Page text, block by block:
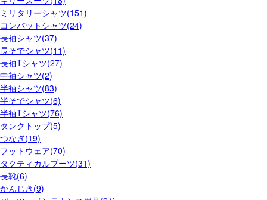
ミリタリーシャツ(151)
コンバットシャツ(24)
長袖シャツ(37)
長そでシャツ(11)
長袖Tシャツ(27)
中袖シャツ(2)
半袖シャツ(83)
半そでシャツ(6)
半袖Tシャツ(76)
タンクトップ(5)
つなぎ(19)
フットウェア(70)
タクティカルブーツ(31)
長靴(6)
かんじき(9)